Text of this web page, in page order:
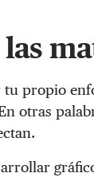
tu propio
otras